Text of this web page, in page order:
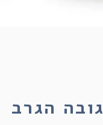
גובה הגרב